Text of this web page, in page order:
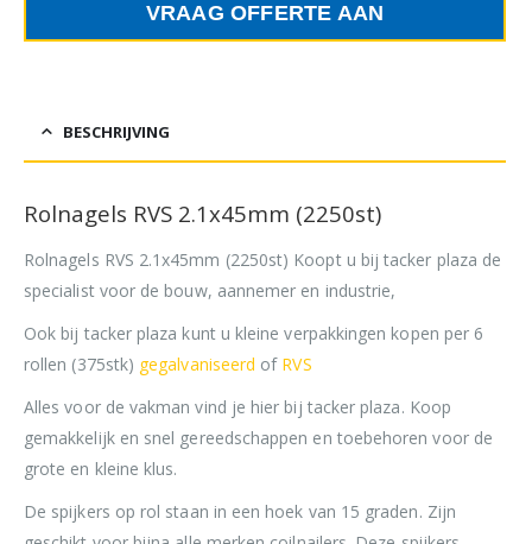
VRAAG OFFERTE AAN
BESCHRIJVING
Rolnagels RVS 2.1x45mm (2250st)
Rolnagels RVS 2.1x45mm (2250st) Koopt u bij tacker plaza de
specialist voor de bouw, aannemer en industrie,
Ook bij tacker plaza kunt u kleine verpakkingen kopen per 6
rollen (375stk) gegalvaniseerd of RVS
Alles voor de vakman vind je hier bij tacker plaza. Koop
gemakkelijk en snel gereedschappen en toebehoren voor de
grote en kleine klus.
De spijkers op rol staan in een hoek van 15 graden. Zijn